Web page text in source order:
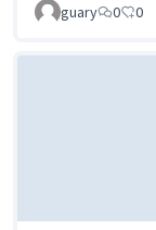
guary
0 0